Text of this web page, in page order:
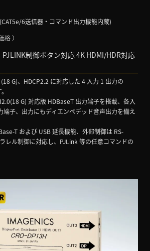
6送信器・コマンド出力機能内蔵)
格 ）
制御ボタン対応 4K HDMI/HDR対応
G)、HDCP2.2 に対応した 4 入力 1 出力の
G) 対応版 HDBaseT 出力端子を搭載、各入
端子、出力にもディエンベデッド音声出力を備え
T および USB 延長機能、外部制御は RS-
レル制御に対応し、PJLink 等の任意コマンドの